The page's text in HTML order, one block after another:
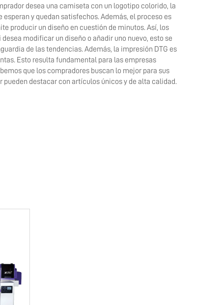
desea una camiseta con un logotipo colorido, la
y quedan satisfechos. Además, el proceso es
producir un diseño en cuestión de minutos. Así, los
modificar un diseño o añadir uno nuevo, esto se
de las tendencias. Además, la impresión DTG es
Esto resulta fundamental para las empresas
que los compradores buscan lo mejor para sus
destacar con artículos únicos y de alta calidad.